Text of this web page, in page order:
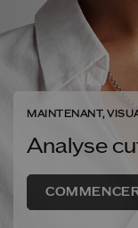
MAINTENANT,
Analyse